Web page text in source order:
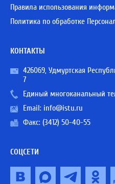
Правила использования
Политика по обработке
КОНТАКТЫ
426069, Удмуртская
7
Единый многоканальный
Email: info@istu.ru
Факс: (3412) 50-40-55
СОЦСЕТИ